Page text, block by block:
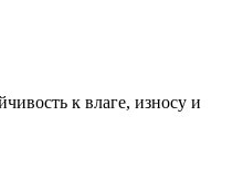
к влаге, износу и